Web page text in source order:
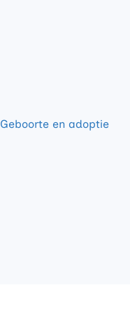
Geboorte en adoptie